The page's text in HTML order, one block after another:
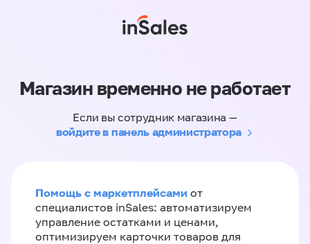
Магазин временно не работает
Если вы сотрудник магазина —
войдите в панель администратора
Помощь с маркетплейсами от
специалистов inSales: автоматизируем
управление остатками и ценами,
оптимизируем карточки товаров для